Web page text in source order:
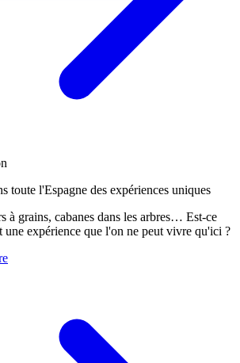
toute l'Espagne des expériences uniques
à grains, cabanes dans les arbres… Est-ce
une expérience que l'on ne peut vivre qu'ici ?